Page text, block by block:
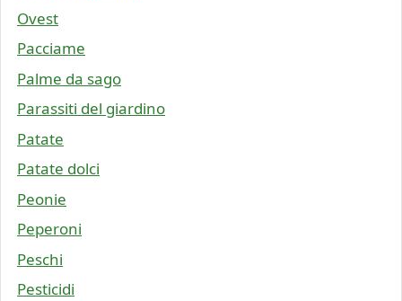
Ovest
Pacciame
Palme da sago
Parassiti del giardino
Patate
Patate dolci
Peonie
Peperoni
Peschi
Pesticidi